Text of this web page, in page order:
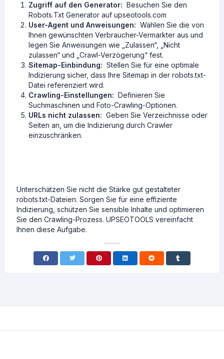
Zugriff auf den Generator: Besuchen Sie den
Robots.Txt Generator auf upseotools.com
User-Agent und Anweisungen: Wählen Sie die von
Ihnen gewünschten Verbraucher-Vermarkter aus und
legen Sie Anweisungen wie „Zulassen“, „Nicht
zulassen“ und „Crawl-Verzögerung“ fest.
Sitemap-Einbindung: Stellen Sie für eine optimale
Indizierung sicher, dass Ihre Sitemap in der robots.txt-
Datei referenziert wird.
Crawling-Einstellungen: Definieren Sie
Suchmaschinen und Foto-Crawling-Optionen.
URLs nicht zulassen: Geben Sie Verzeichnisse oder
Seiten an, um die Indizierung durch Crawler
einzuschränken.
Unterschätzen Sie nicht die Stärke gut gestalteter
robots.txt-Dateien. Sorgen Sie für eine effiziente
Indizierung, schützen Sie sensible Inhalte und optimieren
Sie den Crawling-Prozess. UPSEOTOOLS vereinfacht
Ihnen diese Aufgabe.